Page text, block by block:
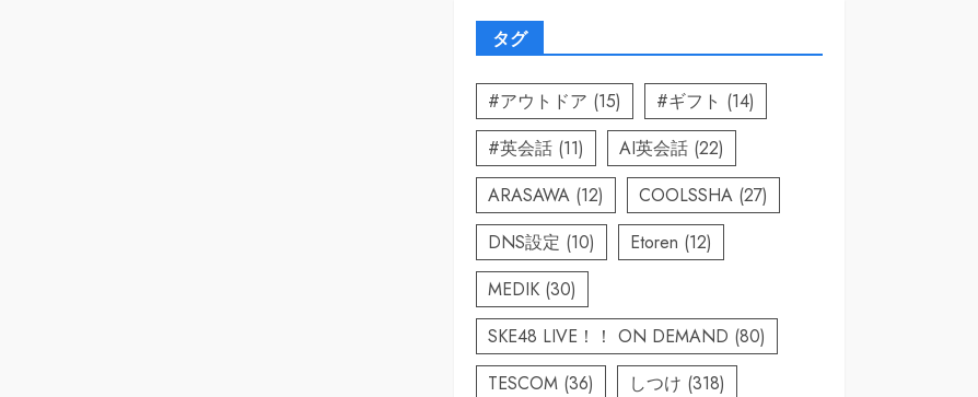
タグ
#アウトドア (15) #ギフト (14)
#英会話 (11) AI英会話 (22)
ARASAWA (12) COOLSSHA (27)
DNS設定 (10) Etoren (12)
MEDIK (30)
SKE48 LIVE！！ ON DEMAND (80)
TESCOM (36) しつけ (318)